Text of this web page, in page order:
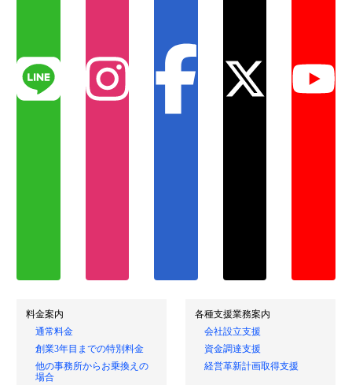
料金案内
通常料金
創業3年目までの特別料金
他の事務所からお乗換えの
場合
各種支援業務案内
会社設立支援
資金調達支援
経営革新計画取得支援